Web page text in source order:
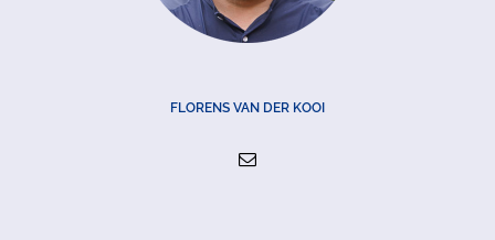
FLORENS VAN DER KOOI